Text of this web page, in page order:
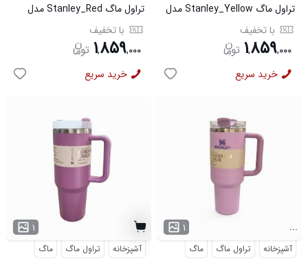
تراول ماگ Stanley_Red مدل
3782با تخفیف
۱,۸۵۹,۰۰۰
خرید سریع
تراول ماگ Stanley_Yellow مدل
3781با تخفیف
۱,۸۵۹,۰۰۰
خرید سریع
۱
آشپزخانه تراول ماگ ماگ
۱ ...
آشپزخانه تراول ماگ ماگ